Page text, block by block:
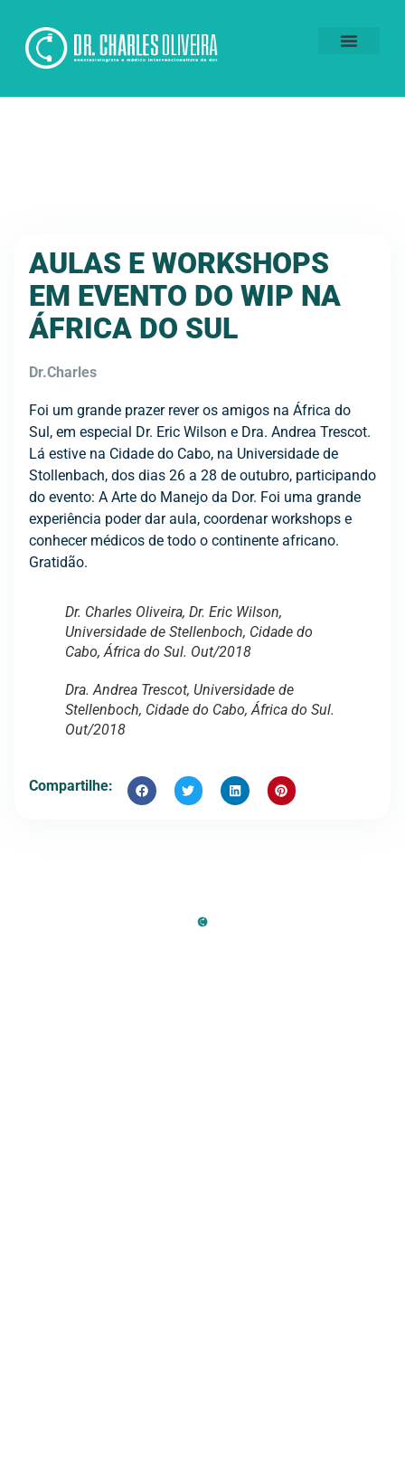
AULAS E WORKSHOPS
EM EVENTO DO WIP NA
ÁFRICA DO SUL
Dr.Charles
Foi um grande prazer rever os amigos na África do
Sul, em especial Dr. Eric Wilson e Dra. Andrea Trescot.
Lá estive na Cidade do Cabo, na Universidade de
Stollenbach, dos dias 26 a 28 de outubro, participando
do evento: A Arte do Manejo da Dor. Foi uma grande
experiência poder dar aula, coordenar workshops e
conhecer médicos de todo o continente africano.
Gratidão.
Dr. Charles Oliveira, Dr. Eric Wilson,
Universidade de Stellenboch, Cidade do
Cabo, África do Sul. Out/2018
Dra. Andrea Trescot, Universidade de
Stellenboch, Cidade do Cabo, África do Sul.
Out/2018
Compartilhe: